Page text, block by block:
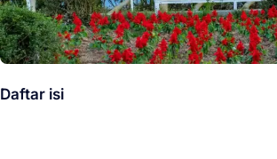
Daftar isi